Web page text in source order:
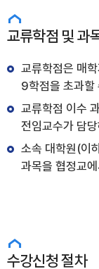
교류학점 및 과
교류학점은 매
9학점을 초과할
교류학점 이수
전임교수가 담
소속 대학원(이
과목을 협정교
수강신청 절차